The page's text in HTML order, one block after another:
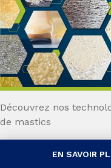
Découvrez nos
de mastics
EN SAVOIR